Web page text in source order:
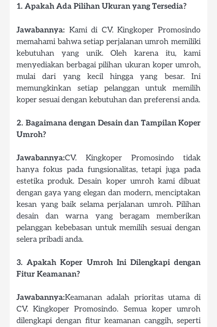
1. Apakah Ada Pilihan Ukuran yang Tersedia?
Jawabannya: Kami di CV. Kingkoper Promosindo
memahami bahwa setiap perjalanan umroh memiliki
kebutuhan yang unik. Oleh karena itu, kami
menyediakan berbagai pilihan ukuran koper umroh,
mulai dari yang kecil hingga yang besar. Ini
memungkinkan setiap pelanggan untuk memilih
koper sesuai dengan kebutuhan dan preferensi anda.
2. Bagaimana dengan Desain dan Tampilan Koper
Umroh?
Jawabannya:CV. Kingkoper Promosindo tidak
hanya fokus pada fungsionalitas, tetapi juga pada
estetika produk. Desain koper umroh kami dibuat
dengan gaya yang elegan dan modern, menciptakan
kesan yang baik selama perjalanan umroh. Pilihan
desain dan warna yang beragam memberikan
pelanggan kebebasan untuk memilih sesuai dengan
selera pribadi anda.
3. Apakah Koper Umroh Ini Dilengkapi dengan
Fitur Keamanan?
Jawabannya:Keamanan adalah prioritas utama di
CV. Kingkoper Promosindo. Semua koper umroh
dilengkapi dengan fitur keamanan canggih, seperti